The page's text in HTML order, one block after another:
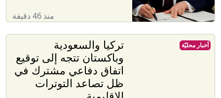
منذ 46 دقيقة
تركيا والسعودية
وباكستان تتجه إلى توقيع
اتفاق دفاعي مشترك في
ظل تصاعد التوترات
أخبار محليّة